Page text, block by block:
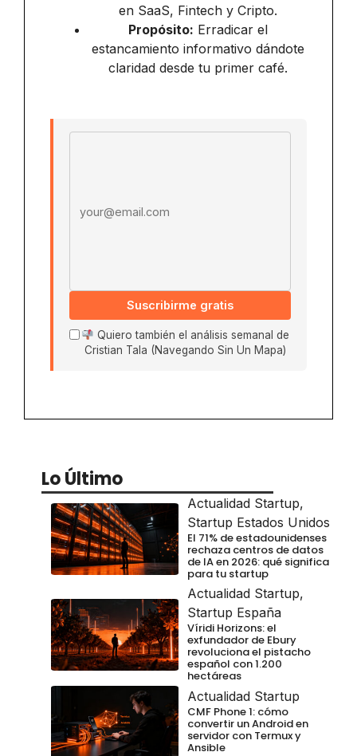
en SaaS, Fintech y Cripto.
Propósito: Erradicar el
estancamiento informativo dándote
claridad desde tu primer café.
Suscribirme gratis
Quiero también el análisis semanal de
Cristian Tala (Navegando Sin Un Mapa)
Lo Último
Actualidad Startup,
Startup Estados Unidos
El 71% de estadounidenses
rechaza centros de datos
de IA en 2026: qué significa
para tu startup
Actualidad Startup,
Startup España
Víridi Horizons: el
exfundador de Ebury
revoluciona el pistacho
español con 1.200
hectáreas
Actualidad Startup
CMF Phone 1: cómo
convertir un Android en
servidor con Termux y
Ansible